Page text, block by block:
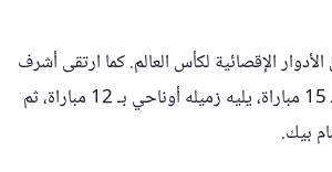
الإقصائية لكأس العالم. كما ارتقى أشرف
حكيمي إلى صدارة قائمة أكثر اللاعبين الأفارقة مشاركةً في تاريخ البطولة بـ 15 مباراة، يليه زميله أوناحي بـ 12 مباراة، ثم